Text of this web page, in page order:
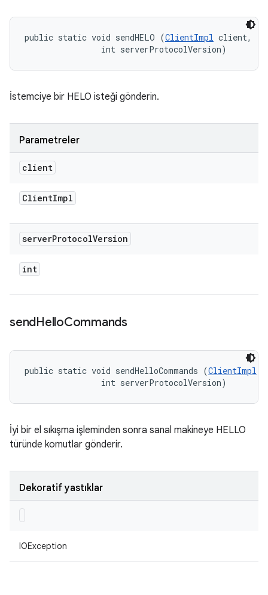
public static void sendHELO (ClientImpl client,
                int serverProtocolVersion)
İstemciye bir HELO isteği gönderin.
Parametreler
client
ClientImpl
serverProtocolVersion
int
sendHelloCommands
public static void sendHelloCommands (ClientImpl
                int serverProtocolVersion)
İyi bir el sıkışma işleminden sonra sanal makineye HELLO
türünde komutlar gönderir.
Dekoratif yastıklar
IOException